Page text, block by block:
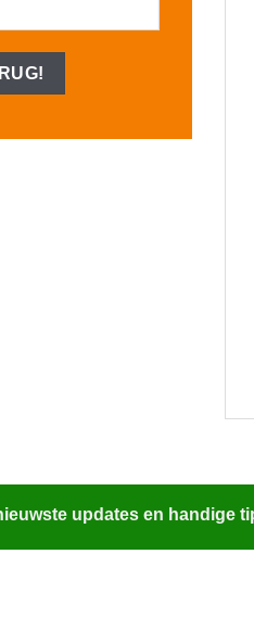
updates en handige